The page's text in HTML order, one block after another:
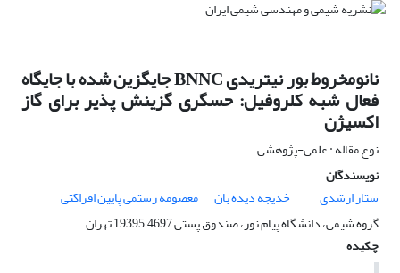
نانومخروط بور نیتریدی BNNC جایگزین شده با جایگاه
فعال شبه کلروفیل: حسگری گزینش پذیر برای گاز
اکسیژن
نوع مقاله : علمی-پژوهشی
نویسندگان
ستار ارشدی
خدیجه دیده بان
معصومه رستمی پایین افراکتی
گروه شیمی، دانشگاه پیام نور، صندوق پستی 4697ـ19395 تهران
چکیده